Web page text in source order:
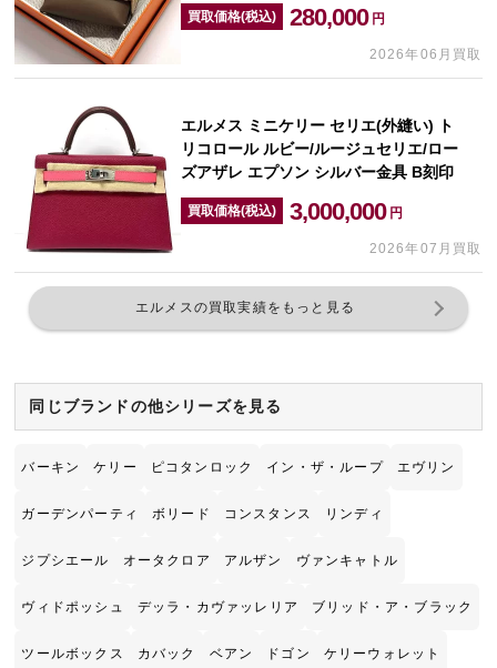
買取価格(税込) 280,000 円
2026年06月買取
エルメス ミニケリー セリエ(外縫い) ト
リコロール ルビー/ルージュセリエ/ロー
ズアザレ エプソン シルバー金具 B刻印
買取価格(税込) 3,000,000 円
2026年07月買取
エルメスの買取実績をもっと見る
同じブランドの他シリーズを見る
バーキン ケリー ピコタンロック イン・ザ・ループ エヴリン
ガーデンパーティ ボリード コンスタンス リンディ
ジプシエール オータクロア アルザン ヴァンキャトル
ヴィドポッシュ デッラ・カヴァッレリア ブリッド・ア・ブラック
ツールボックス カバック ベアン ドゴン ケリーウォレット